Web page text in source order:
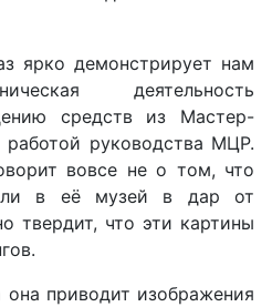
ярко демонстрирует нам
деятельность
средств из Мастер-
руководства МЦР.
вовсе не о том, что
в её музей в дар от
твердит, что эти картины
она приводит изображения